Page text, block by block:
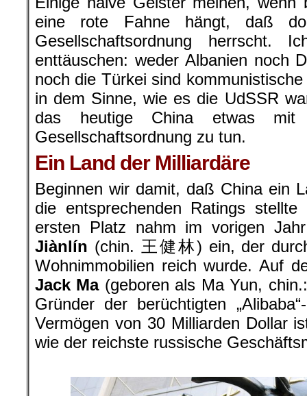
eine rote Fahne hängt, daß
Gesellschaftsordnung
enttäuschen: weder Albanien noch
noch die Türkei sind
in dem Sinne, wie es die UdSSR
das heutige China etwas mit
Gesellschaftsordnung zu tun.
Ein Land der Milliardäre
Beginnen wir damit, daß China ein
die entsprechenden Ratings
ersten Platz nahm im vorigen
Jiànlín (chin. 王健林) ein, der
Wohnimmobilien reich wurde. Auf
Jack Ma(geboren als Ma Yun,
Gründer der berüchtigten
Vermögen von 30 Milliarden Dollar
wie der reichste russische